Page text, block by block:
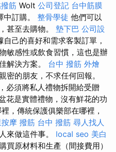
筋 Wolt 公司登記 台中筋膜
中訂購。 整骨學徒 他們可以
甚至去購物。 墊下巴 公司設
自己的喜好和需求客製訂單，
敏感性或飲食習慣，這也是辦
解決方案。 台中 撥筋 外燴
密的朋友，不求任何回報。
必須將私人禮物拆開給受贈
花是實體禮物，沒有鮮花的功
，傳統保護俱樂部在哪裡，
摩 撥筋 台中 撥筋 尋人找人
來做這件事。 local seo 美白
買原材料和生產（間接費用）